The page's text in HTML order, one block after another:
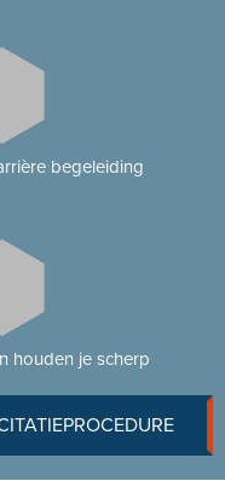
begeleiding
houden je scherp